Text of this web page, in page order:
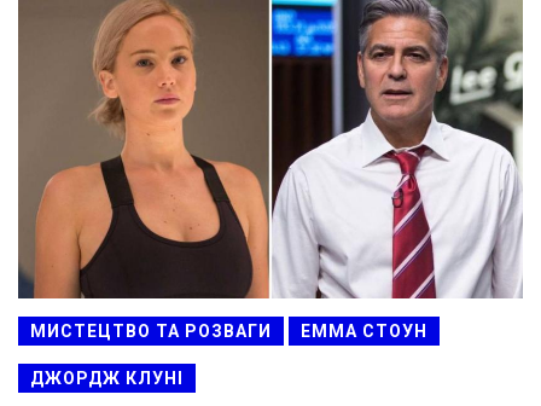
МИСТЕЦТВО ТА РОЗВАГИ ЕММА СТОУН
ДЖОРДЖ КЛУНІ